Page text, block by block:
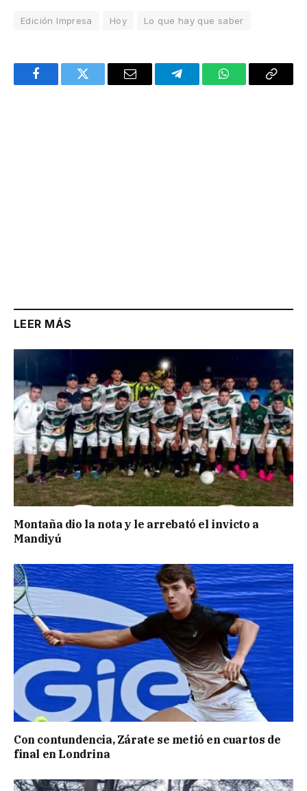
Edición Impresa Hoy Lo que hay que saber
FacebookTwitter Email TelegramWhatsAppCopy
LEER MÁS
Montaña dio la nota y le arrebató el invicto a
Mandiyú
Con contundencia, Zárate se metió en cuartos de
final en Londrina